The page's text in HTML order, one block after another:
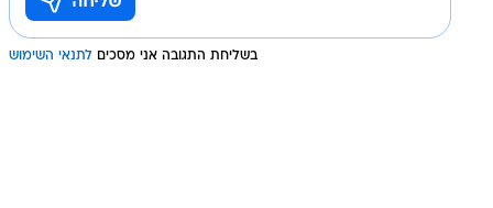
בשליחת התגובה אני מסכים לתנאי השימוש